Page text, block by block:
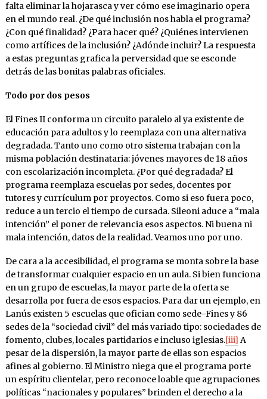
falta eliminar la hojarasca y ver cómo ese imaginario opera
en el mundo real. ¿De qué inclusión nos habla el programa?
¿Con qué finalidad? ¿Para hacer qué? ¿Quiénes intervienen
como artífices de la inclusión? ¿Adónde incluir? La respuesta
a estas preguntas grafica la perversidad que se esconde
detrás de las bonitas palabras oficiales.
Todo por dos pesos
El Fines II conforma un circuito paralelo al ya existente de
educación para adultos y lo reemplaza con una alternativa
degradada. Tanto uno como otro sistema trabajan con la
misma población destinataria: jóvenes mayores de 18 años
con escolarización incompleta. ¿Por qué degradada? El
programa reemplaza escuelas por sedes, docentes por
tutores y currículum por proyectos. Como si eso fuera poco,
reduce a un tercio el tiempo de cursada. Sileoni aduce a “mala
intención” el poner de relevancia esos aspectos. Ni buena ni
mala intención, datos de la realidad. Veamos uno por uno.
De cara a la accesibilidad, el programa se monta sobre la base
de transformar cualquier espacio en un aula. Si bien funciona
en un grupo de escuelas, la mayor parte de la oferta se
desarrolla por fuera de esos espacios. Para dar un ejemplo, en
Lanús existen 5 escuelas que ofician como sede-Fines y 86
sedes de la “sociedad civil” del más variado tipo: sociedades de
fomento, clubes, locales partidarios e incluso iglesias.[iii] A
pesar de la dispersión, la mayor parte de ellas son espacios
afines al gobierno. El Ministro niega que el programa porte
un espíritu clientelar, pero reconoce loable que agrupaciones
políticas “nacionales y populares” brinden el derecho a la